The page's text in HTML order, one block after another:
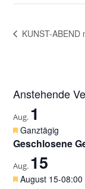
KUNST-ABEND
Anstehende
Aug. 1
H
e
v
o
r
Ganztägig
Geschlosene
Aug. 15
H
August 15-08:00